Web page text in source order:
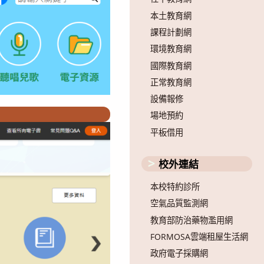
本土教育網
課程計劃網
環境教育網
國際教育網
正常教育網
設備報修
場地預約
平板借用
校外連結
本校特約診所
空氣品質監測網
教育部防治藥物濫用網
FORMOSA雲端租屋生活網
政府電子採購網